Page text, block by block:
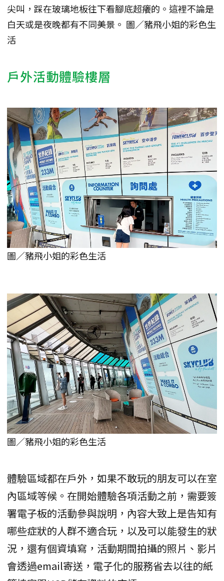
尖叫，踩在玻璃地板往下看腳底超癢的。這裡不論是
白天或是夜晚都有不同美景。 圖／豬飛小姐的彩色生
活
戶外活動體驗樓層
圖／豬飛小姐的彩色生活
圖／豬飛小姐的彩色生活
體驗區域都在戶外，如果不敢玩的朋友可以在室
內區域等候。在開始體驗各項活動之前，需要簽
署電子板的活動參與說明，內容大致上是告知有
哪些症狀的人群不適合玩，以及可以能發生的狀
況，還有個資填寫，活動期間拍攝的照片、影片
會透過email寄送，電子化的服務省去以往的紙